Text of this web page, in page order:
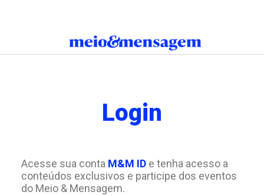
Login
Acesse sua conta M&M IDe tenha acesso a
conteúdos exclusivos e participe dos eventos
do Meio & Mensagem.